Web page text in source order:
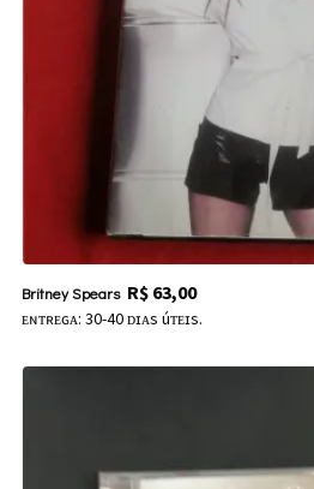
Britney Spears R$63,00
ᴇɴᴛʀᴇɢᴀ: 30-40 ᴅɪᴀs úᴛᴇɪs.